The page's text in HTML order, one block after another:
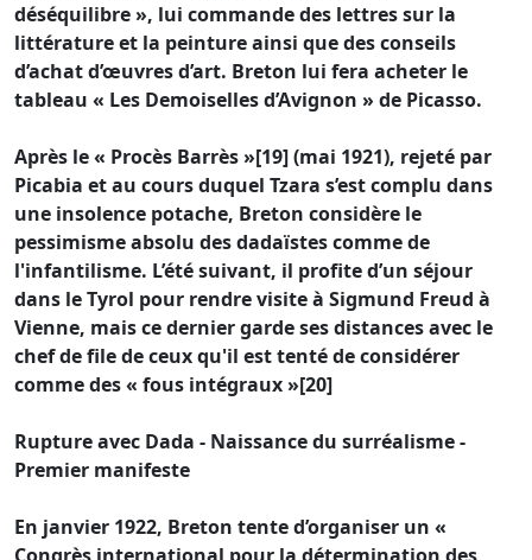
déséquilibre », lui commande des lettres sur la
littérature et la peinture ainsi que des conseils
d’achat d’œuvres d’art. Breton lui fera acheter le
tableau « Les Demoiselles d’Avignon » de Picasso.
Après le « Procès Barrès »[19] (mai 1921), rejeté par
Picabia et au cours duquel Tzara s’est complu dans
une insolence potache, Breton considère le
pessimisme absolu des dadaïstes comme de
l'infantilisme. L’été suivant, il profite d’un séjour
dans le Tyrol pour rendre visite à Sigmund Freud à
Vienne, mais ce dernier garde ses distances avec le
chef de file de ceux qu'il est tenté de considérer
comme des « fous intégraux »[20]
Rupture avec Dada - Naissance du surréalisme -
Premier manifeste
En janvier 1922, Breton tente d’organiser un «